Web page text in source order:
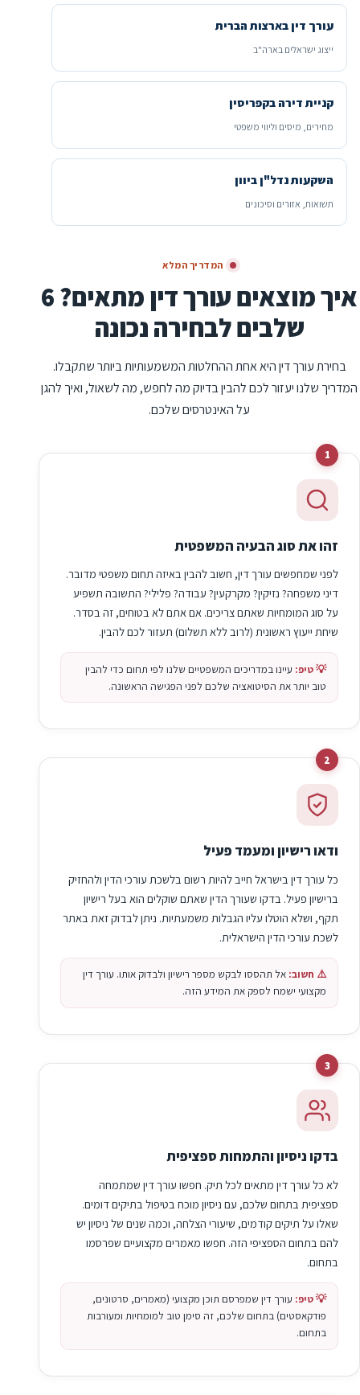
עורך דין בארצות הברית
ייצוג ישראלים בארה"ב
קניית דירה בקפריסין
מחירים, מיסים וליווי משפטי
השקעות נדל"ן ביוון
תשואות, אזורים וסיכונים
המדריך המלא
איך מוצאים עורך דין מתאים? 6
שלבים לבחירה נכונה
בחירת עורך דין היא אחת ההחלטות המשמעותיות ביותר שתקבלו.
המדריך שלנו יעזור לכם להבין בדיוק מה לחפש, מה לשאול, ואיך להגן
על האינטרסים שלכם.
1
זהו את סוג הבעיה המשפטית
לפני שמחפשים עורך דין, חשוב להבין באיזה תחום משפטי מדובר.
דיני משפחה? נזיקין? מקרקעין? עבודה? פלילי? התשובה תשפיע
על סוג המומחיות שאתם צריכים. אם אתם לא בטוחים, זה בסדר.
שיחת ייעוץ ראשונית (לרוב ללא תשלום) תעזור לכם להבין.
💡 טיפ: עיינו במדריכים המשפטיים שלנו לפי תחום כדי להבין
טוב יותר את הסיטואציה שלכם לפני הפגישה הראשונה.
2
ודאו רישיון ומעמד פעיל
כל עורך דין בישראל חייב להיות רשום בלשכת עורכי הדין ולהחזיק
ברישיון פעיל. בדקו שעורך הדין שאתם שוקלים הוא בעל רישיון
תקף, ושלא הוטלו עליו הגבלות משמעתיות. ניתן לבדוק זאת באתר
לשכת עורכי הדין הישראלית.
⚠️ חשוב: אל תהססו לבקש מספר רישיון ולבדוק אותו. עורך דין
מקצועי ישמח לספק את המידע הזה.
3
בדקו ניסיון והתמחות ספציפית
לא כל עורך דין מתאים לכל תיק. חפשו עורך דין שמתמחה
ספציפית בתחום שלכם, עם ניסיון מוכח בטיפול בתיקים דומים.
שאלו על תיקים קודמים, שיעורי הצלחה, וכמה שנים של ניסיון יש
להם בתחום הספציפי הזה. חפשו מאמרים מקצועיים שפרסמו
בתחום.
💡 טיפ: עורך דין שמפרסם תוכן מקצועי (מאמרים, סרטונים,
פודקאסטים) בתחום שלכם, זה סימן טוב למומחיות ומעורבות
בתחום.